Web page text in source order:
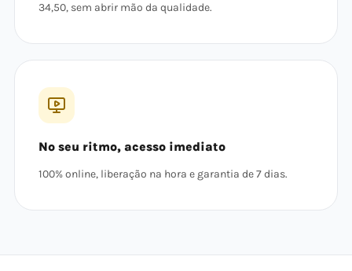
34,50, sem abrir mão da qualidade.
No seu ritmo, acesso imediato
100% online, liberação na hora e garantia de 7 dias.